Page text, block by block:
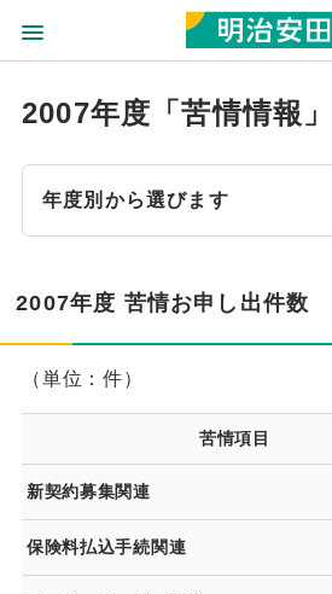
2007年度「苦情情報」
年度別から選びます
2007年度 苦情お申し出件数
（単位：件）
苦情項目
新契約募集関連
保険料払込手続関連